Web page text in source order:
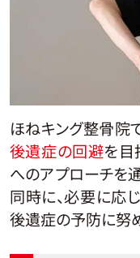
ほねキング整骨院
後遺症の回避を目
へのアプローチを
同時に、必要に応
後遺症の予防に努